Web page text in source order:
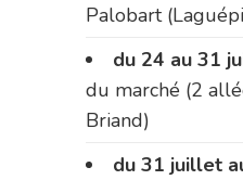
Palobart
du 24 au 31
du marché (2
Briand)
du 31 juillet